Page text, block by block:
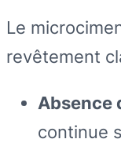
Le
revêtement
Absence
continue